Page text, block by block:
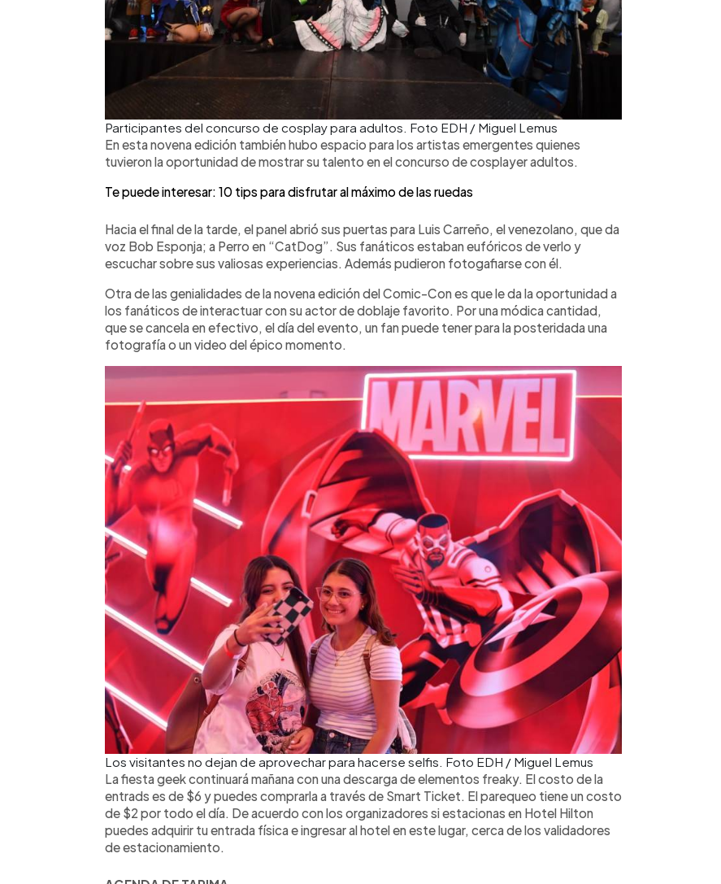
Participantes del concurso de cosplay para adultos. Foto EDH / Miguel Lemus
En esta novena edición también hubo espacio para los artistas emergentes quienes
tuvieron la oportunidad de mostrar su talento en el concurso de cosplayer adultos.
Te puede interesar: 10 tips para disfrutar al máximo de las ruedas
Hacia el final de la tarde, el panel abrió sus puertas para Luis Carreño, el venezolano, que da
voz Bob Esponja; a Perro en “CatDog”. Sus fanáticos estaban eufóricos de verlo y
escuchar sobre sus valiosas experiencias. Además pudieron fotogafiarse con él.
Otra de las genialidades de la novena edición del Comic-Con es que le da la oportunidad a
los fanáticos de interactuar con su actor de doblaje favorito. Por una módica cantidad,
que se cancela en efectivo, el día del evento, un fan puede tener para la posteridada una
fotografía o un video del épico momento.
Los visitantes no dejan de aprovechar para hacerse selfis. Foto EDH / Miguel Lemus
La fiesta geek continuará mañana con una descarga de elementos freaky. El costo de la
entrads es de $6 y puedes comprarla a través de Smart Ticket. El parequeo tiene un costo
de $2 por todo el día. De acuerdo con los organizadores si estacionas en Hotel Hilton
puedes adquirir tu entrada física e ingresar al hotel en este lugar, cerca de los validadores
de estacionamiento.